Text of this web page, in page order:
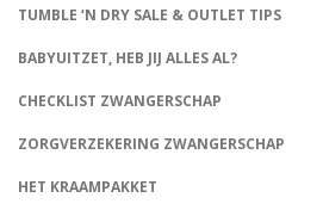
TUMBLE ‘N DRY SALE & OUTLET TIPS
BABYUITZET, HEB JIJ ALLES AL?
CHECKLIST ZWANGERSCHAP
ZORGVERZEKERING ZWANGERSCHAP
HET KRAAMPAKKET